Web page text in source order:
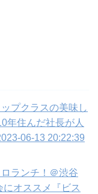
プクラスの美味し
年住んだ社長が人
06-13 20:22:39
ランチ！＠渋谷
オススメ『ビス